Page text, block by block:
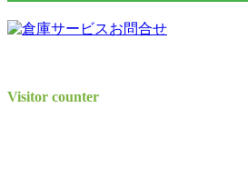
Visitor counter